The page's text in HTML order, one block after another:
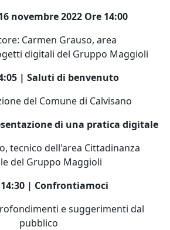
novembre 2022 Ore 14:00
Carmen Grauso, area
digitali del Gruppo Maggioli
| Saluti di benvenuto
del Comune di Calvisano
di una pratica digitale
tecnico dell'area Cittadinanza
del Gruppo Maggioli
14:30 | Confrontiamoci
e suggerimenti dal
pubblico